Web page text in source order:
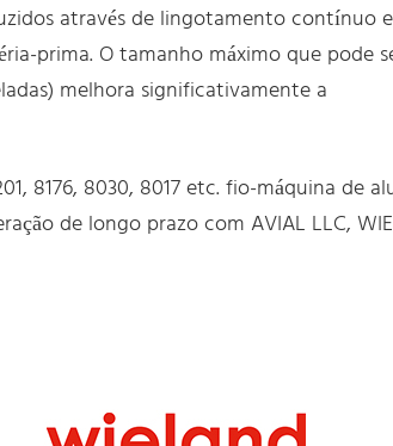
através de lingotamento contínuo e
prima. O tamanho máximo que pode
melhora significativamente a
8176, 8030, 8017 etc. fio-máquina de
de longo prazo com AVIAL LLC,